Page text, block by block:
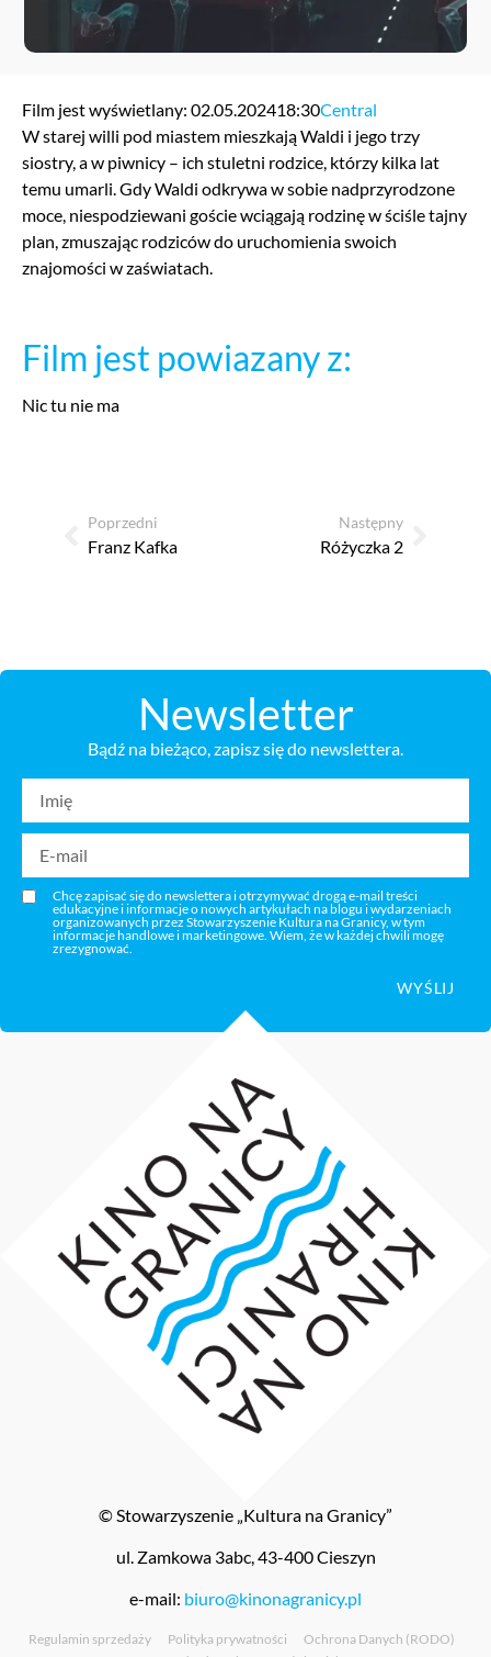
Film jest wyświetlany: 02.05.202418:30Central
W starej willi pod miastem mieszkają Waldi i jego trzy
siostry, a w piwnicy – ich stuletni rodzice, którzy kilka lat
temu umarli. Gdy Waldi odkrywa w sobie nadprzyrodzone
moce, niespodziewani goście wciągają rodzinę w ściśle tajny
plan, zmuszając rodziców do uruchomienia swoich
znajomości w zaświatach.
Film jest powiazany z:
Nic tu nie ma
Poprzedni
Franz Kafka
Następny
Różyczka 2
Newsletter
Bądź na bieżąco, zapisz się do newslettera.
Chcę zapisać się do newslettera i otrzymywać drogą e-mail treści
edukacyjne i informacje o nowych artykułach na blogu i wydarzeniach
organizowanych przez Stowarzyszenie Kultura na Granicy, w tym
informacje handlowe i marketingowe. Wiem, że w każdej chwili mogę
zrezygnować.
WYŚLIJ
© Stowarzyszenie „Kultura na Granicy”
ul. Zamkowa 3abc, 43-400 Cieszyn
e-mail: biuro@kinonagranicy.pl
Regulamin sprzedaży Polityka prywatności
Ochrona Danych (RODO)